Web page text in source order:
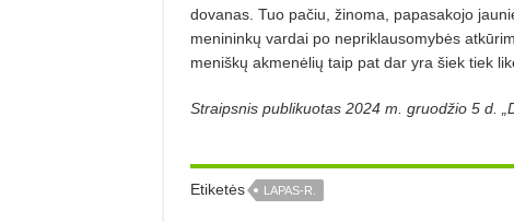
dovanas. Tuo pačiu, žinoma, papasakojo
menininkų vardai po nepriklausomybės atkū
meniškų akmenėlių taip pat dar yra šiek tiek lik
Straipsnis publikuotas 2024 m. gruodžio 5 d.
Etiketės LAPAS-R.